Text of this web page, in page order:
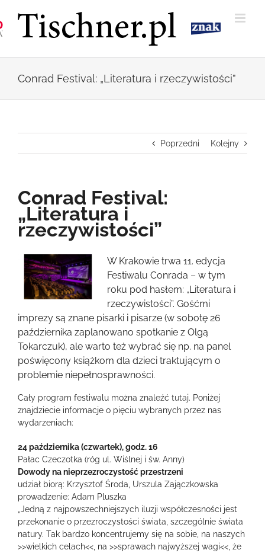
zawartości
Conrad Festival: „Literatura i rzeczywistości”
Poprzedni Kolejny
Conrad Festival:
„Literatura i
rzeczywistości”
Pokaż
większy
obrazek
W Krakowie trwa 11. edycja
Festiwalu Conrada – w tym
roku pod hasłem: „Literatura i
rzeczywistości”. Gośćmi
imprezy są znane pisarki i pisarze (w sobotę 26
października zaplanowano spotkanie z Olgą
Tokarczuk), ale warto też wybrać się np. na panel
poświęcony książkom dla dzieci traktującym o
problemie niepełnosprawności.
Cały program festiwalu można znaleźć tutaj. Poniżej
znajdziecie informacje o pięciu wybranych przez nas
wydarzeniach:
24 października (czwartek), godz. 16
Pałac Czeczotka (róg ul. Wiślnej i św. Anny)
Dowody na nieprzezroczystość przestrzeni
udział biorą: Krzysztof Środa, Urszula Zajączkowska
prowadzenie: Adam Pluszka
„Jedną z najpowszechniejszych iluzji współczesności jest
przekonanie o przezroczystości świata, szczególnie świata
natury. Tak bardzo koncentrujemy się na sobie, na naszych
>>wielkich celach<<, na >>sprawach najwyższej wagi<<, że